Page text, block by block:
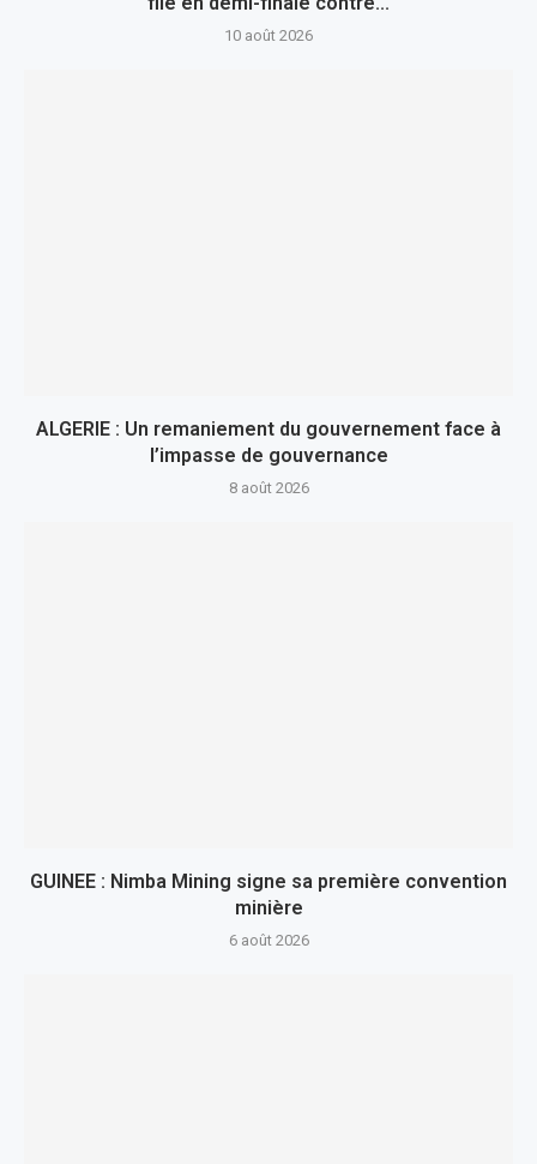
10 août 2026
ALGERIE : Un remaniement du gouvernement face à
l’impasse de gouvernance
8 août 2026
GUINEE : Nimba Mining signe sa première convention
minière
6 août 2026